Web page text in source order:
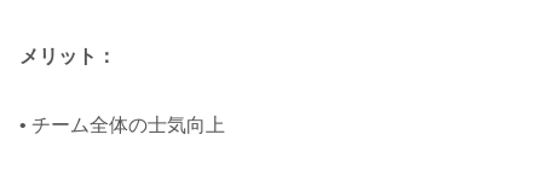
メリット：
• チーム全体の士気向上